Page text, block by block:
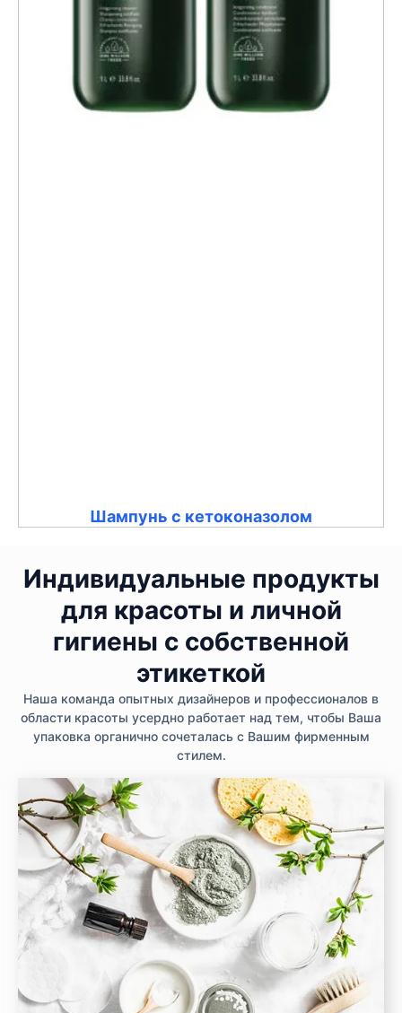
Шампунь с кетоконазолом
Индивидуальные продукты
для красоты и личной
гигиены с собственной
этикеткой
Наша команда опытных дизайнеров и профессионалов в
области красоты усердно работает над тем, чтобы Ваша
упаковка органично сочеталась с Вашим фирменным
стилем.